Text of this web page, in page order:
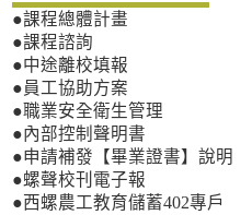
●課程總體計畫
●課程諮詢
●中途離校填報
●員工協助方案
●職業安全衛生管理
●內部控制聲明書
●申請補發【畢業證書】說明
●螺聲校刊電子報
●西螺農工教育儲蓄402專戶